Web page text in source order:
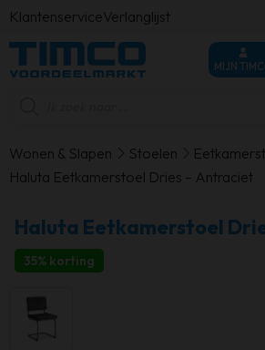
KlantenserviceVerlanglijst
MIJN
Wonen & Slapen Stoelen
Haluta Eetkamerstoel Dries – Antraciet
Haluta Eetkamerstoel
35% korting